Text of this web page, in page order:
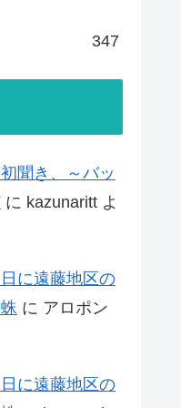
347
聞き、～バッ
に kazunaritt よ
に遠藤地区の
に アロポン
に遠藤地区の